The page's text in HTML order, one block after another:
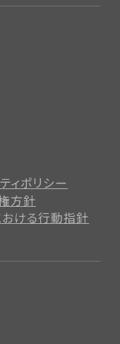
ィポリシー
方針
おける行動指針